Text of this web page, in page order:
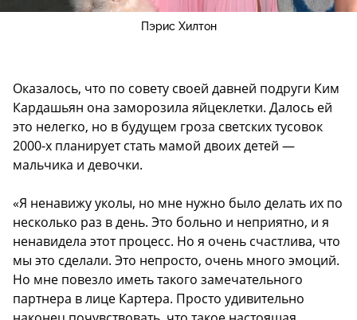
Пэрис Хилтон
Оказалось, что по совету своей давней подруги Ким
Кардашьян она заморозила яйцеклетки. Далось ей
это нелегко, но в будущем гроза светских тусовок
2000-х планирует стать мамой двоих детей —
мальчика и девочки.
«Я ненавижу уколы, но мне нужно было делать их по
несколько раз в день. Это больно и неприятно, и я
ненавидела этот процесс. Но я очень счастлива, что
мы это сделали. Это непросто, очень много эмоций.
Но мне повезло иметь такого замечательного
партнера в лице Картера. Просто удивительно